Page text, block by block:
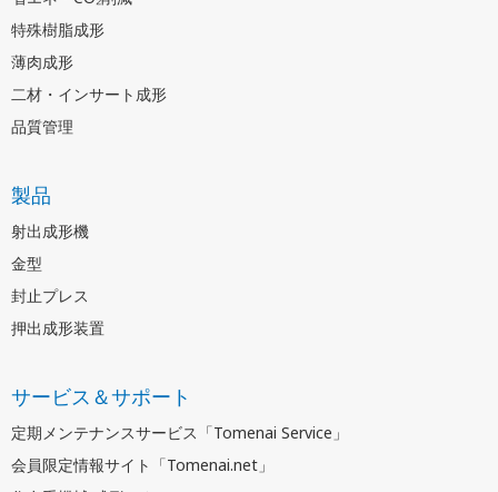
特殊樹脂成形
薄肉成形
二材・インサート成形
品質管理
製品
射出成形機
金型
封止プレス
押出成形装置
サービス＆サポート
定期メンテナンスサービス「Tomenai Service」
会員限定情報サイト「Tomenai.net」